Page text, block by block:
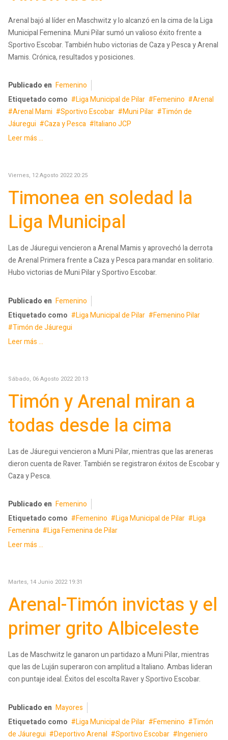
Arenal bajó al líder en Maschwitz y lo alcanzó en la cima de la Liga
Municipal Femenina. Muni Pilar sumó un valioso éxito frente a
Sportivo Escobar. También hubo victorias de Caza y Pesca y Arenal
Mamis. Crónica, resultados y posiciones.
Publicado en Femenino
Etiquetado como
Liga Municipal de Pilar Femenino
Arenal
Arenal Mami
Sportivo Escobar Muni Pilar
Timón de
Jáuregui
Caza y Pesca
Italiano JCP
Leer más ...
Viernes, 12 Agosto 2022 20:25
Timonea en soledad la
Liga Municipal
Las de Jáuregui vencieron a Arenal Mamis y aprovechó la derrota
de Arenal Primera frente a Caza y Pesca para mandar en solitario.
Hubo victorias de Muni Pilar y Sportivo Escobar.
Publicado en Femenino
Etiquetado como
Liga Municipal de Pilar
Femenino Pilar
Timón de Jáuregui
Leer más ...
Sábado, 06 Agosto 2022 20:13
Timón y Arenal miran a
todas desde la cima
Las de Jáuregui vencieron a Muni Pilar, mientras que las areneras
dieron cuenta de Raver. También se registraron éxitos de Escobar y
Caza y Pesca.
Publicado en Femenino
Etiquetado como
Femenino Liga Municipal de Pilar
Liga
Femenina
Liga Femenina de Pilar
Leer más ...
Martes, 14 Junio 2022 19:31
Arenal-Timón invictas y el
primer grito Albiceleste
Las de Maschwitz le ganaron un partidazo a Muni Pilar, mientras
que las de Luján superaron con amplitud a Italiano. Ambas lideran
con puntaje ideal. Éxitos del escolta Raver y Sportivo Escobar.
Publicado en Mayores
Etiquetado como
Liga Municipal de Pilar Femenino
Timón
de Jáuregui
Deportivo Arenal Sportivo Escobar
Ingeniero